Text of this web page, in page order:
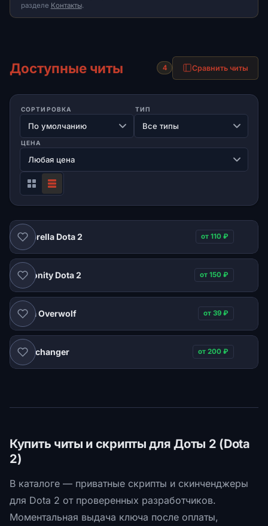
разделе Контакты.
Доступные читы 4 Сравнить читы
СОРТИРОВКА ТИП
ЦЕНА
Umbrella Dota 2 от 110 ₽
Melonity Dota 2 от 150 ₽
Dota Overwolf от 39 ₽
Skinchanger от 200 ₽
Купить читы и скрипты для Доты 2 (Dota
2)
В каталоге — приватные скрипты и скинченджеры
для Dota 2 от проверенных разработчиков.
Моментальная выдача ключа после оплаты,